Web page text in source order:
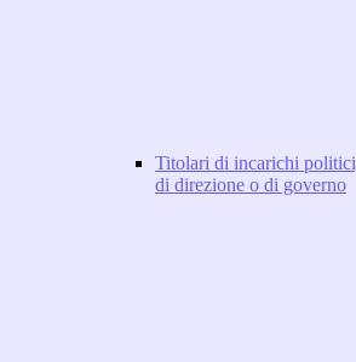
Titolari di incarichi
di direzione o di governo